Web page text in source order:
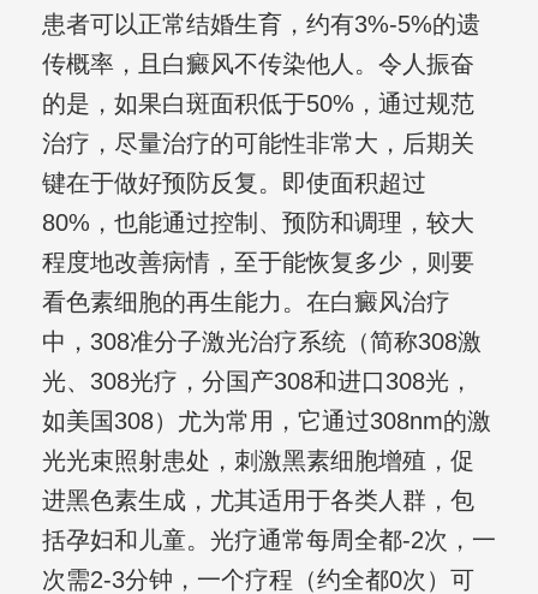
患者可以正常结婚生育，约有3%-5%的遗
传概率，且白癜风不传染他人。令人振奋
的是，如果白斑面积低于50%，通过规范
治疗，尽量治疗的可能性非常大，后期关
键在于做好预防反复。即使面积超过
80%，也能通过控制、预防和调理，较大
程度地改善病情，至于能恢复多少，则要
看色素细胞的再生能力。在白癜风治疗
中，308准分子激光治疗系统（简称308激
光、308光疗，分国产308和进口308光，
如美国308）尤为常用，它通过308nm的激
光光束照射患处，刺激黑素细胞增殖，促
进黑色素生成，尤其适用于各类人群，包
括孕妇和儿童。光疗通常每周全都-2次，一
次需2-3分钟，一个疗程（约全都0次）可